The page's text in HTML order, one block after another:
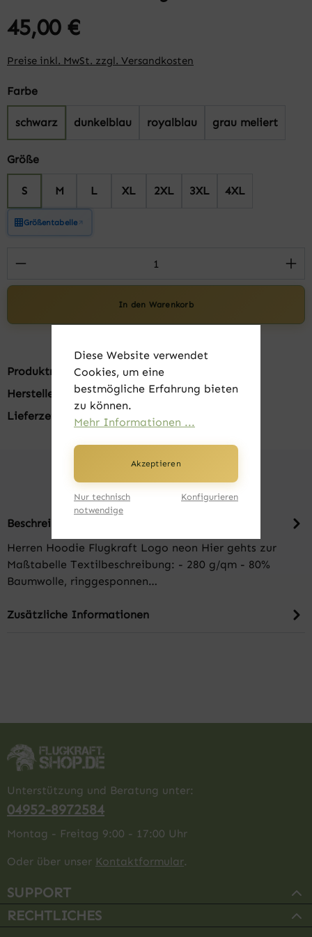
45,00 €
Preise inkl. MwSt. zzgl. Versandkosten
Farbeauswählen
schwarz dunkelblau royalblau grau meliert
Größeauswählen
S M L XL 2XL 3XL 4XL
Größentabelle
Produkt Anzahl: Gib den gewünschten
In den Warenkorb
Produktnummer:FK20026-01
Hersteller:
Russell
Lieferzeit:
1-3 Tage
Beschreibung
Herren Hoodie Flugkraft Logo neon Hier gehts zur
Maßtabelle Textilbeschreibung: - 280 g/qm - 80%
Baumwolle, ringgesponnen…
Zusätzliche Informationen
Unterstützung und Beratung unter:
04952-8972584
Montag - Freitag 9:00 - 17:00 Uhr
Oder über unser Kontaktformular.
SUPPORT
RECHTLICHES
Diese Website verwendet
Cookies, um eine
bestmögliche Erfahrung bieten
zu können.
Mehr Informationen ...
Akzeptieren
Nur technisch
notwendige
Konfigurieren